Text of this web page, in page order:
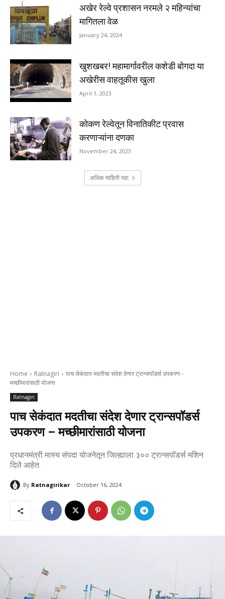
अखेर रेल्वे प्रशासन नरमले २ महिन्यांचा
मागितला वेळ
January 24, 2024
खुशखबर! महामार्गावरील कशेडी बोगदा या
अखेरीस वाहतूकीस खुला
April 1, 2023
कोकण रेल्वेतून विनातिकीट प्रवास
करणाऱ्यांना दणका
November 24, 2023
अधिक माहिती पहा